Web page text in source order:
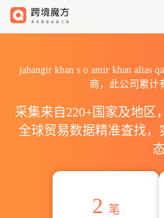
jahangir khan s o amir khan alias
商，此公司累计
采集来自220+国家及地区
全球贸易数据精准查找
态
2 笔